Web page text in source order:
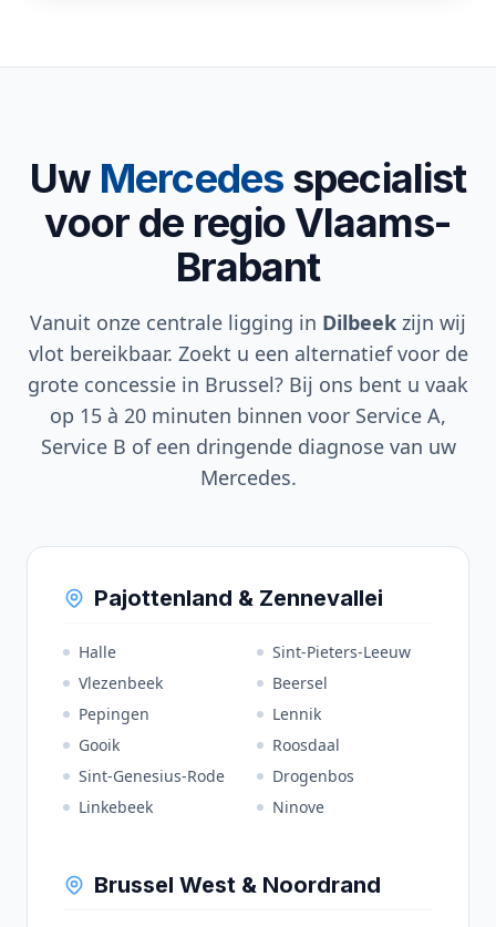
Uw Mercedes specialist
voor de regio Vlaams-
Brabant
Vanuit onze centrale ligging in Dilbeek zijn wij
vlot bereikbaar. Zoekt u een alternatief voor de
grote concessie in Brussel? Bij ons bent u vaak
op 15 à 20 minuten binnen voor Service A,
Service B of een dringende diagnose van uw
Mercedes.
Pajottenland & Zennevallei
Halle
Sint-Pieters-Leeuw
Vlezenbeek
Beersel
Pepingen
Lennik
Gooik
Roosdaal
Sint-Genesius-Rode
Drogenbos
Linkebeek
Ninove
Brussel West & Noordrand